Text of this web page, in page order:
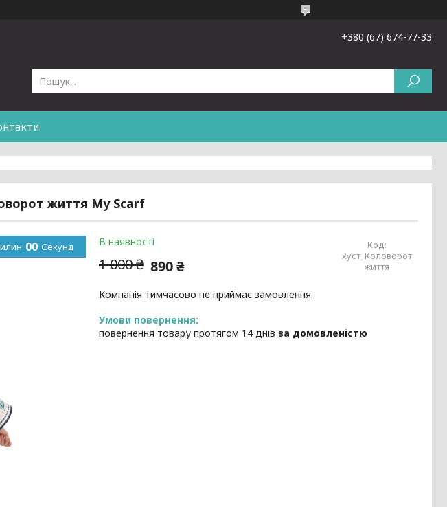
+380 (67) 674-77-33
життя My Scarf
00 Секунд В наявності
Код:
хуст_Коловорот
життя
1 000 ₴ 890 ₴
Компанія тимчасово не приймає замовлення
повернення товару протягом 14 днів за домовленістю